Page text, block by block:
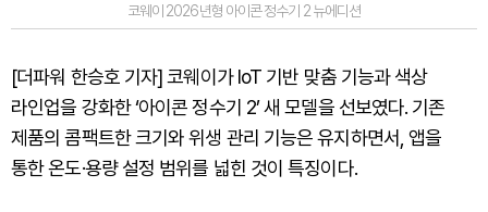
코웨이 2026년형 아이콘 정수기 2 뉴에디션
[더파워 한승호 기자] 코웨이가 IoT 기반 맞춤 기능과 색상
라인업을 강화한 ‘아이콘 정수기 2’ 새 모델을 선보였다. 기존
제품의 콤팩트한 크기와 위생 관리 기능은 유지하면서, 앱을
통한 온도·용량 설정 범위를 넓힌 것이 특징이다.